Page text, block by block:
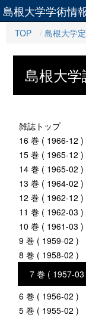
島根大学学術情
TOP 島根大学
島根大
雑誌トップ
16 巻 ( 1966-12 )
15 巻 ( 1965-12 )
14 巻 ( 1965-02 )
13 巻 ( 1964-02 )
12 巻 ( 1962-12 )
11 巻 ( 1962-03 )
10 巻 ( 1961-03 )
9 巻 ( 1959-02 )
8 巻 ( 1958-02 )
7 巻 ( 1957-03
6 巻 ( 1956-02 )
5 巻 ( 1955-02 )